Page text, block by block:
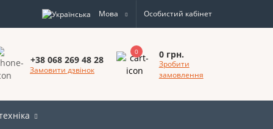
Мова Особистий кабінет
+38 068 269 48 28
Замовити дзвінок
0 0 грн.
Зробити
замовлення